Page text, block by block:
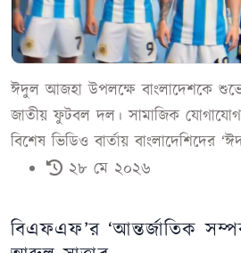
ঈদুল আজহা উপলক্ষে বাংলাদেশকে
জাতীয় ফুটবল দল। সামাজিক
বিশেষ ভিডিও বার্তায় বাংলাদেশিদের
২৮ মে ২০২৬
বিএফএফ’র ‌‘আন্তর্জাতিক